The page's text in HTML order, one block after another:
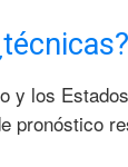
y los
pronóstico